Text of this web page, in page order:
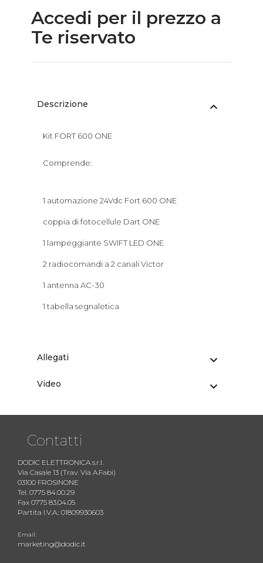
Accedi per il prezzo a
Te riservato
Descrizione
Kit FORT 600 ONE
Comprende:
1 automazione 24Vdc Fort 600 ONE
coppia di fotocellule Dart ONE
1 lampeggiante SWIFT LED ONE
2 radiocomandi a 2 canali Victor
1 antenna AC-30
1 tabella segnaletica
Allegati
Video
Contatti
DODIC ELETTRONICA s.r.l.
Via Casale 13 (Trav. Via A.Fabi)
03100 FROSINONE
Tel. 0775 84.00.29
Fax 0775 83.04.05
Partita I.V.A.: 01809930603
Email:
marketing@dodic.it